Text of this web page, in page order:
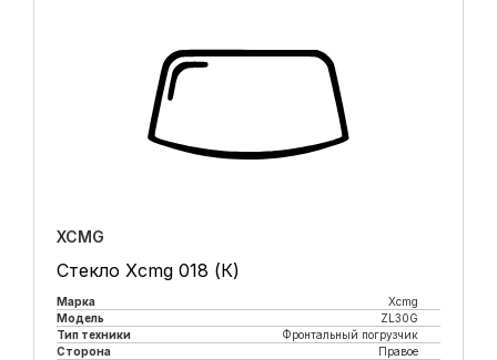
XCMG
Стекло Xcmg 018 (К)
Марка
Xcmg
Модель
ZL30G
Тип техники
Фронтальный погрузчик
Сторона
Правое